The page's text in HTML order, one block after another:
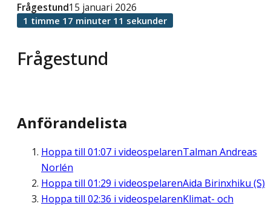
Frågestund
Frågestund15 januari 2026
1 timme 17 minuter 11 sekunder
Anförandelista
Hoppa till 01:07 i videospelarenTalman Andreas
Norlén
Hoppa till 01:29 i videospelarenAida Birinxhiku (S)
Hoppa till 02:36 i videospelarenKlimat- och